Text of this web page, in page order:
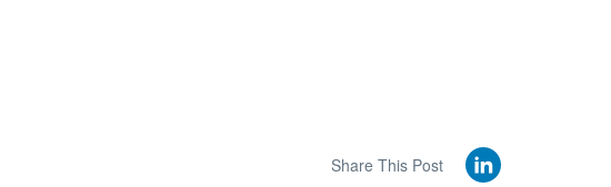
Share This Post